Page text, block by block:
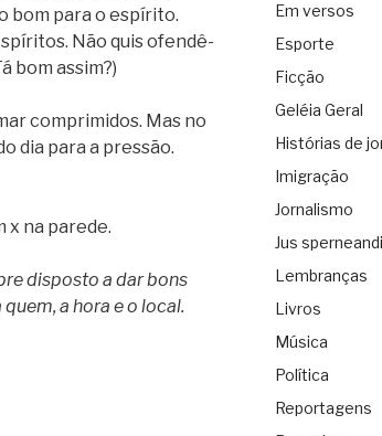
bom para o espírito.
Não quis ofendê-
bom assim?)
comprimidos. Mas no
dia para a pressão.
x na parede.
disposto a dar bons
a hora e o local.
Em versos
Esporte
Ficção
Geléia Geral
Histórias de
Imigração
Jornalismo
Jus sperneandi
Lembranças
Livros
Música
Política
Reportagens